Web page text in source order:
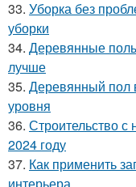
33. Уборка без
уборки
34. Деревянные
лучше
35. Деревянный пол
уровня
36. Строительство с
2024 году
37. Как применить